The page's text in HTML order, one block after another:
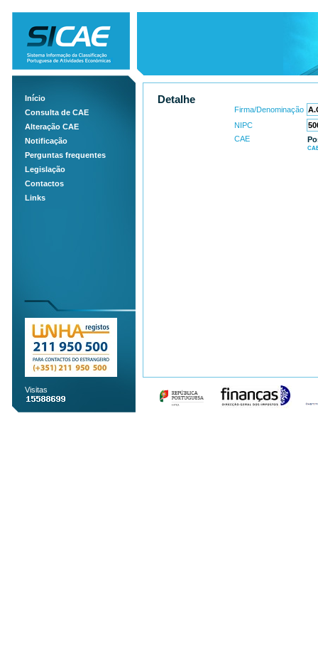
Início
Consulta de CAE
Alteração CAE
Notificação
Perguntas frequentes
Legislação
Contactos
Links
Visitas
Detalhe
Firma/Denominação
NIPC
CAE